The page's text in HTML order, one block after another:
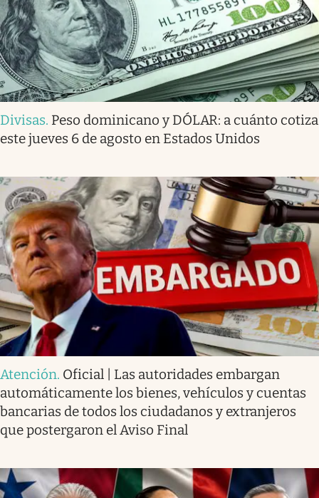
Divisas. Peso dominicano y DÓLAR: a cuánto cotiza
este jueves 6 de agosto en Estados Unidos
Atención. Oficial | Las autoridades embargan
automáticamente los bienes, vehículos y cuentas
bancarias de todos los ciudadanos y extranjeros
que postergaron el Aviso Final